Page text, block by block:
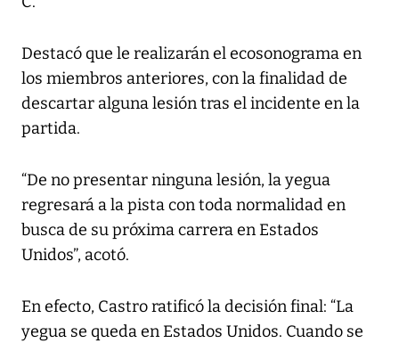
Destacó que le realizarán el ecosonograma en
los miembros anteriores, con la finalidad de
descartar alguna lesión tras el incidente en la
partida.
“De no presentar ninguna lesión, la yegua
regresará a la pista con toda normalidad en
busca de su próxima carrera en Estados
Unidos”, acotó.
En efecto, Castro ratificó la decisión final: “La
yegua se queda en Estados Unidos. Cuando se